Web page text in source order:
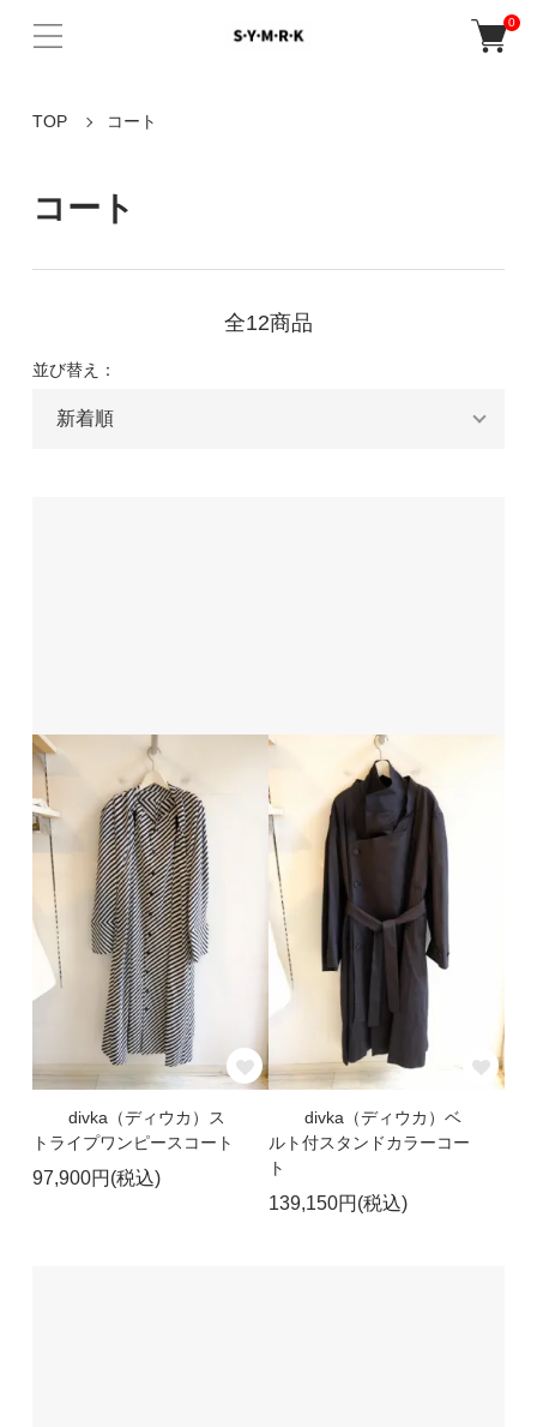
0
TOP コート
コート
全12商品
並び替え：
divka（ディウカ）ス
トライプワンピースコート
97,900円(税込)
divka（ディウカ）ベ
ルト付スタンドカラーコー
ト
139,150円(税込)